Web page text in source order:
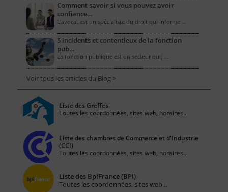
Comment savoir si vous pouvez avoir
confiance…
L'avocat est un spécialiste du droit qui informe …
5 incidents et contentieux de la fonction
pub…
La fonction publique est un secteur qui, …
Voir tous les articles du Blog >
Liste des Greffes
Toutes les coordonnées, sites web, horaires...
Liste des chambres de Commerce et d'Industrie
(CCI)
Toutes les coordonnées, sites web, horaires...
Liste des BpiFrance (BPI)
Toutes les coordonnées, sites web...